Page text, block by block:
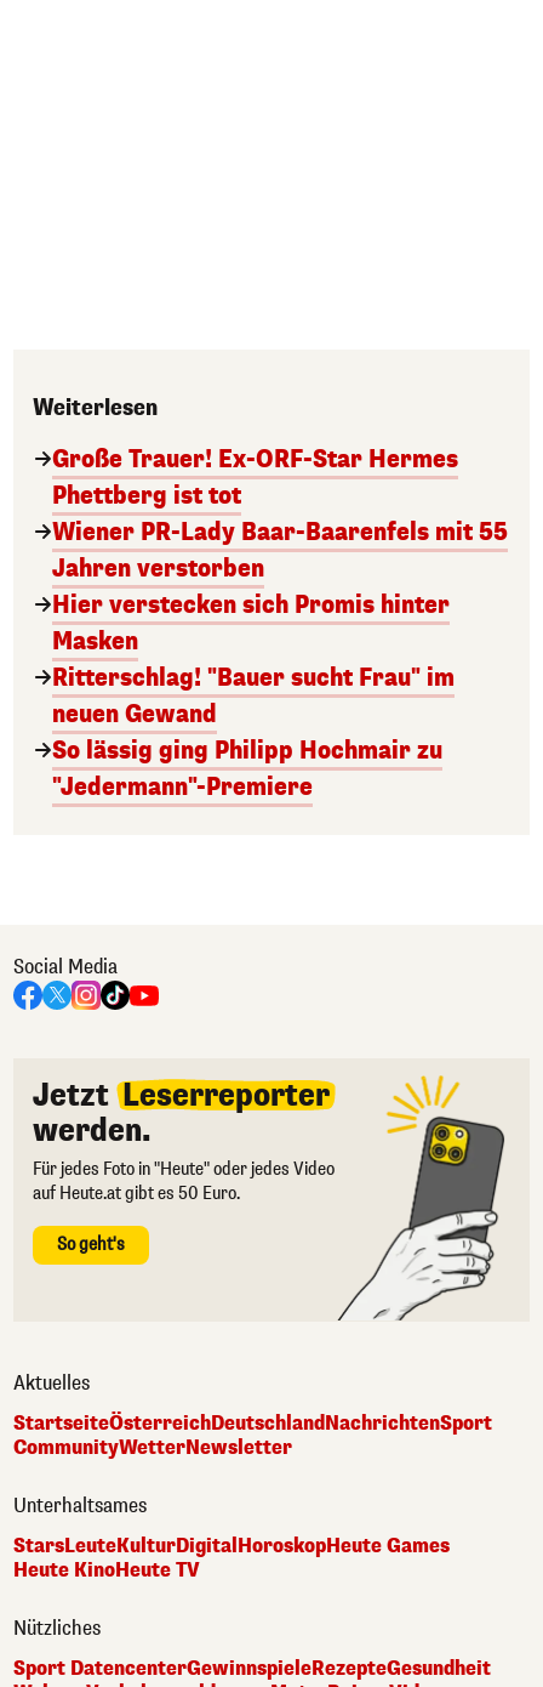
Weiterlesen
Große Trauer! Ex-ORF-Star Hermes
Phettberg ist tot
Wiener PR-Lady Baar-Baarenfels mit 55
Jahren verstorben
Hier verstecken sich Promis hinter
Masken
Ritterschlag! "Bauer sucht Frau" im
neuen Gewand
So lässig ging Philipp Hochmair zu
"Jedermann"-Premiere
Social Media
Jetzt Leserreporter
werden.
Für jedes Foto in "Heute" oder jedes Video
auf Heute.at gibt es 50 Euro.
So geht's
Aktuelles
StartseiteÖsterreichDeutschlandNachrichtenSport
CommunityWetterNewsletter
Unterhaltsames
StarsLeuteKulturDigital HoroskopHeute Games
Heute KinoHeute TV
Nützliches
Sport DatencenterGewinnspieleRezepteGesundheit